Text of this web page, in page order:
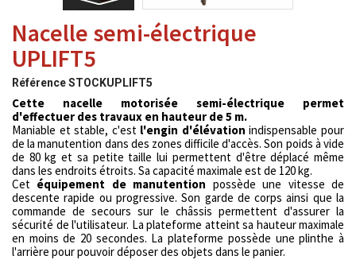
Nacelle semi-électrique
UPLIFT5
RéférenceSTOCKUPLIFT5
Cette nacelle motorisée semi-électrique permet
d'effectuer des travaux en hauteur de 5 m.
Maniable et stable, c'est l'engin d'élévationindispensable pour
de la manutention dans des zones difficile d'accès. Son poids à vide
de 80 kg et sa petite taille lui permettent d'être déplacé même
dans les endroits étroits. Sa capacité maximale est de 120 kg.
Cet équipement de manutention possède une vitesse de
descente rapide ou progressive. Son garde de corps ainsi que la
commande de secours sur le châssis permettent d'assurer la
sécurité de l'utilisateur. La plateforme atteint sa hauteur maximale
en moins de 20 secondes. La plateforme possède une plinthe à
l'arrière pour pouvoir déposer des objets dans le panier.